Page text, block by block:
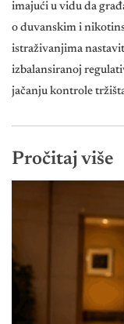
imajući u vidu da
o duvanskim i
istraživanjima
izbalansiranoj
jačanju kontrole
Pročitaj više